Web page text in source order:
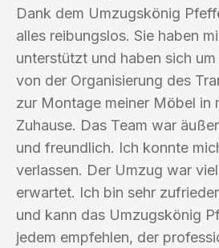
Dank dem Umzugskönig
alles reibungslos. Sie haben
unterstützt und haben sich
von der Organisierung des
zur Montage meiner Möbel in
Zuhause. Das Team war
und freundlich. Ich konnte
verlassen. Der Umzug war
erwartet. Ich bin sehr
und kann das Umzugskönig
jedem empfehlen, der